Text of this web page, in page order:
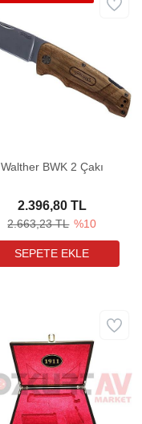
Walther BWK 2 Çakı
2.663,23 TL %10
2.396,80 TL